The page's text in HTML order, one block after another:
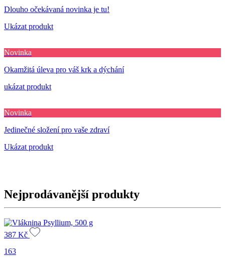
Dlouho očekávaná novinka je tu!
Ukázat produkt
Novinka
Okamžitá úleva pro váš krk a dýchání
ukázat produkt
Novinka
Jedinečné složení pro vaše zdraví
Ukázat produkt
Nejprodávanější produkty
387 Kč
163